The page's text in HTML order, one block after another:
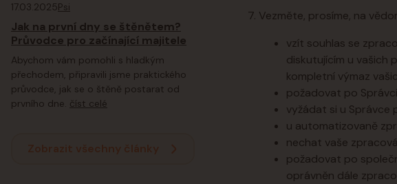
17.03.2025Psi
Jak na první dny se štěnětem?
Průvodce pro začínající majitele
Abychom vám pomohli s hladkým
přechodem, připravili jsme praktického
průvodce, jak se o štěně postarat od
prvního dne. číst celé
Zobrazit všechny články
Vezměte, prosíme, na
vzít souhlas se
diskutujícím u vašich
kompletní výmaz
požadovat po
vyžádat si u Správce
u automatizovaně
nechat vaše
požadovat po
oprávněn dále